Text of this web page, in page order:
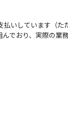
いしています（た
でおり、実際の